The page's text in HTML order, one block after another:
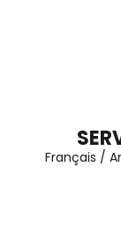
Français /